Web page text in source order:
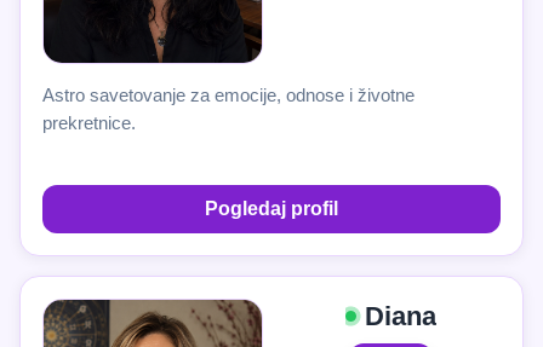
Astro savetovanje za emocije, odnose i životne
prekretnice.
Pogledaj profil
Diana